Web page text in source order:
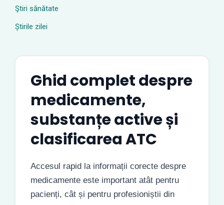
Ştiri sănătate
Știrile zilei
Ghid complet despre
medicamente,
substanțe active și
clasificarea ATC
Accesul rapid la informații corecte despre
medicamente este important atât pentru
pacienți, cât și pentru profesioniștii din